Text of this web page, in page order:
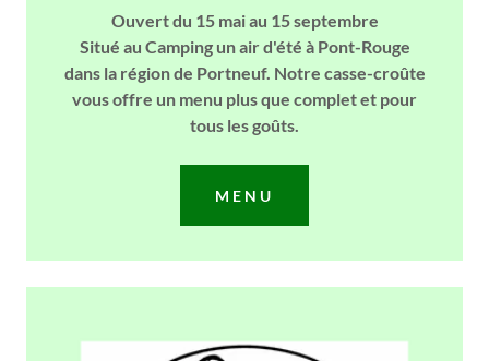
Ouvert du 15 mai au 15 septembre
Situé au Camping un air d'été à Pont-Rouge
dans la région de Portneuf. Notre casse-croûte
vous offre un menu plus que complet et pour
tous les goûts.
MENU